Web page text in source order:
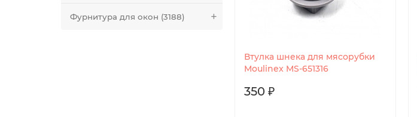
Фурнитура для окон (3188)
Втулка шнека для мясорубки
Moulinex MS-651316
350 ₽